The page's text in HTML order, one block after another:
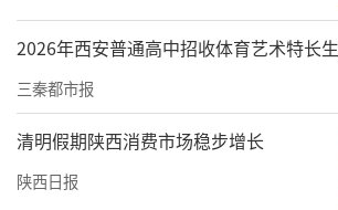
门前来询问学校马头琴课程开
学院副院长、铸牢中华民族共同
心副主任王伟表示：“音乐是最
是民族文化的重要载体。通过
解不同民族的特点与文化，
往、交流与交融，是校园铸牢
2026年西安普通高中招收体育艺术特长
三秦都市报
清明假期陕西消费市场稳步增长
陕西日报